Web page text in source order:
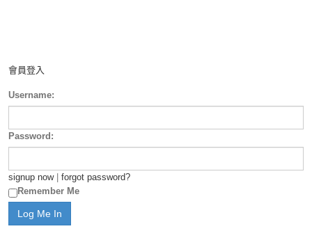
會員登入
Username:
Password:
signup now| forgot password?
Remember Me